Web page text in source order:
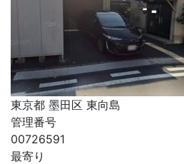
東京都 墨田区 東向島
管理番号
00726591
最寄り